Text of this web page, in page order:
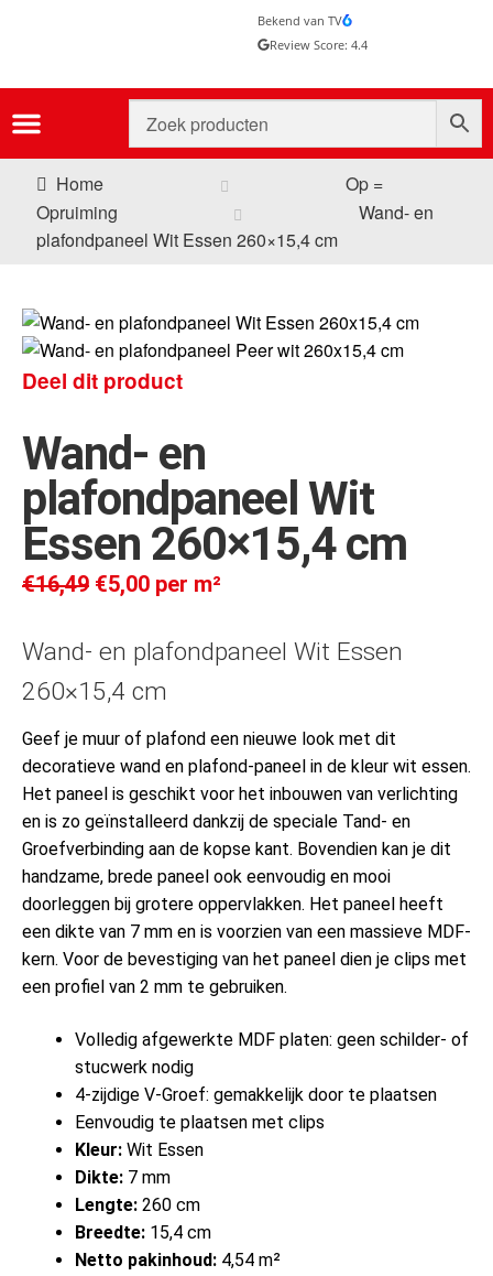
Bekend van TV
Review Score: 4.4
Home
Op =
Opruiming
Wand- en
plafondpaneel Wit Essen 260×15,4 cm
Deel dit product
Wand- en
plafondpaneel Wit
Essen 260×15,4 cm
€16,49 €5,00 per m²
Wand- en plafondpaneel Wit Essen
260×15,4 cm
Geef je muur of plafond een nieuwe look met dit
decoratieve wand en plafond-paneel in de kleur wit essen.
Het paneel is geschikt voor het inbouwen van verlichting
en is zo geïnstalleerd dankzij de speciale Tand- en
Groefverbinding aan de kopse kant. Bovendien kan je dit
handzame, brede paneel ook eenvoudig en mooi
doorleggen bij grotere oppervlakken. Het paneel heeft
een dikte van 7 mm en is voorzien van een massieve MDF-
kern. Voor de bevestiging van het paneel dien je clips met
een profiel van 2 mm te gebruiken.
Volledig afgewerkte MDF platen: geen schilder- of
stucwerk nodig
4-zijdige V-Groef: gemakkelijk door te plaatsen
Eenvoudig te plaatsen met clips
Kleur: Wit Essen
Dikte: 7 mm
Lengte: 260 cm
Breedte: 15,4 cm
Netto pakinhoud: 4,54 m²